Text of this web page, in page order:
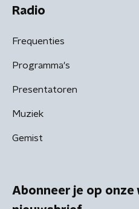
Radio
Frequenties
Programma's
Presentatoren
Muziek
Gemist
Abonneer je op onze